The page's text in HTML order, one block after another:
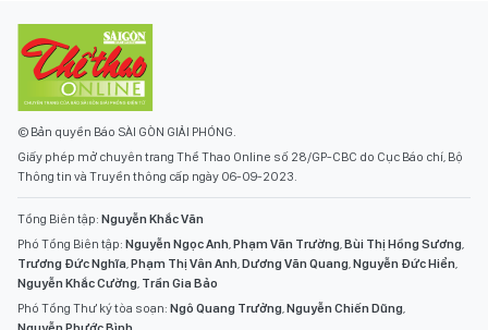
© Bản quyền Báo SÀI GÒN GIẢI PHÓNG.
Giấy phép mở chuyên trang Thể Thao Online số 28/GP-CBC do Cục Báo chí, Bộ
Thông tin và Truyền thông cấp ngày 06-09-2023.
Tổng Biên tập: Nguyễn Khắc Văn
Phó Tổng Biên tập: Nguyễn Ngọc Anh,Phạm Văn Trường,Bùi Thị Hồng Sương,
Trương Đức Nghĩa,Phạm Thị Vân Anh,Dương Văn Quang,Nguyễn Đức Hiển,
Nguyễn Khắc Cường, Trần Gia Bảo
Phó Tổng Thư ký tòa soạn: Ngô Quang Trưởng,Nguyễn Chiến Dũng,